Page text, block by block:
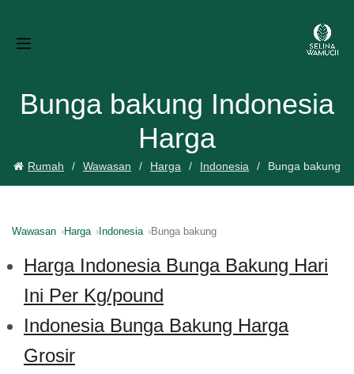
Bunga bakung Indonesia
Harga
Rumah Wawasan Harga Indonesia Bunga bakung
Wawasan Harga Indonesia Bunga bakung
Harga Indonesia Bunga Bakung Hari
Ini Per Kg/pound
Indonesia Bunga Bakung Harga
Grosir